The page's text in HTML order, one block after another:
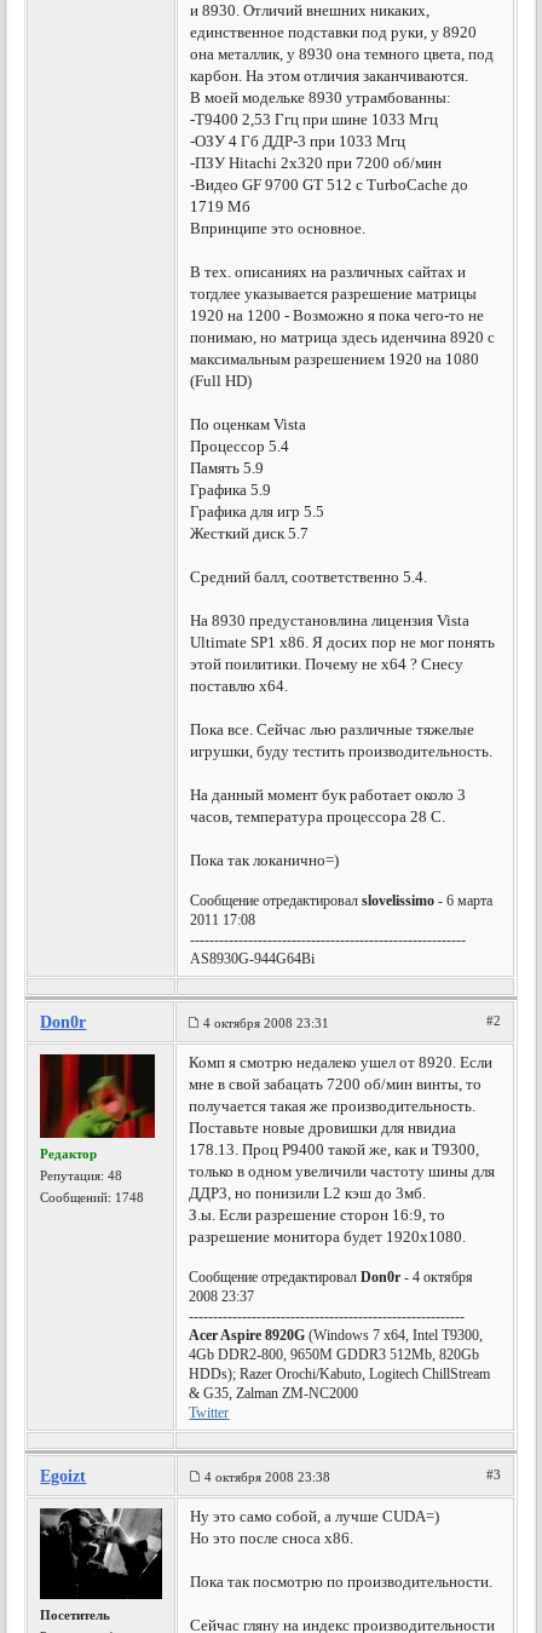
и 8930. Отличий внешних никаких,
единственное подставки под руки, у 8920
она металлик, у 8930 она темного цвета, под
карбон. На этом отличия заканчиваются.
В моей модельке 8930 утрамбованны:
-T9400 2,53 Ггц при шине 1033 Мгц
-ОЗУ 4 Гб ДДР-3 при 1033 Мгц
-ПЗУ Hitachi 2х320 при 7200 об/мин
-Видео GF 9700 GT 512 c TurboCache до
1719 Мб
Впринципе это основное.
В тех. описаниях на различных сайтах и
тогдлее указывается разрешение матрицы
1920 на 1200 - Возможно я пока чего-то не
понимаю, но матрица здесь иденчина 8920 с
максимальным разрешением 1920 на 1080
(Full HD)
По оценкам Vista
Процессор 5.4
Память 5.9
Графика 5.9
Графика для игр 5.5
Жесткий диск 5.7
Средний балл, соответственно 5.4.
На 8930 предустановлина лицензия Vista
Ultimate SP1 х86. Я досих пор не мог понять
этой поилитики. Почему не х64 ? Снесу
поставлю х64.
Пока все. Сейчас лью различные тяжелые
игрушки, буду тестить производительность.
На данный момент бук работает около 3
часов, температура процессора 28 С.
Пока так локанично=)
Сообщение отредактировалslovelissimo - 6 марта
2011 17:08
---------------------------------------------------------
AS8930G-944G64Bi
Don0r 4 октября 2008 23:31 #2
Редактор
Репутация:48
Сообщений: 1748
Комп я смотрю недалеко ушел от 8920. Если
мне в свой забацать 7200 об/мин винты, то
получается такая же производительность.
Поставьте новые дровишки для нвидиа
178.13. Проц Р9400 такой же, как и Т9300,
только в одном увеличили частоту шины для
ДДР3, но понизили L2 кэш до 3мб.
З.ы. Если разрешение сторон 16:9, то
разрешение монитора будет 1920х1080.
Сообщение отредактировалDon0r - 4 октября
2008 23:37
---------------------------------------------------------
Acer Aspire 8920G (Windows 7 x64, Intel T9300,
4Gb DDR2-800, 9650M GDDR3 512Mb, 820Gb
HDDs); Razer Orochi/Kabuto, Logitech ChillStream
& G35, Zalman ZM-NC2000
Twitter
Egoizt 4 октября 2008 23:38 #3
Посетитель
Ну это само собой, а лучше CUDA=)
Но это после сноса х86.
Пока так посмотрю по производительности.
Сейчас гляну на индекс производительности